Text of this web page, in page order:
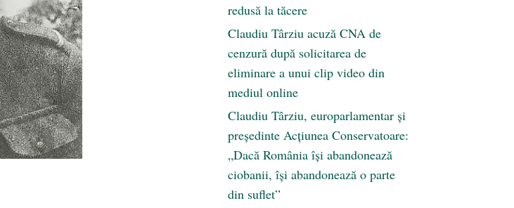
redusă la tăcere
Claudiu Târziu acuză CNA de
cenzură după solicitarea de
eliminare a unui clip video din
mediul online
Claudiu Târziu, europarlamentar și
președinte Acțiunea Conservatoare:
„Dacă România își abandonează
ciobanii, își abandonează o parte
din suflet”